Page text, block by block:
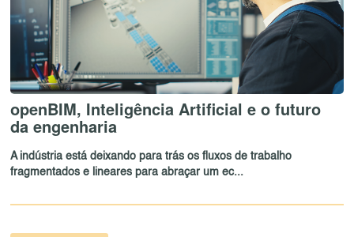
openBIM, Inteligência Artificial e o futuro
da engenharia
A indústria está deixando para trás os fluxos de trabalho
fragmentados e lineares para abraçar um ec...